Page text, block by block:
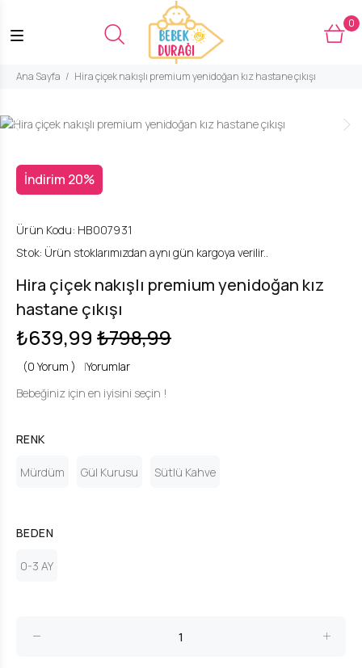
0
Ana Sayfa Hira çiçek nakışlı premium yenidoğan kız hastane çıkışı
İndirim 20%
Ürün Kodu: HB007931
Stok: Ürün stoklarımızdan aynı gün kargoya verilir..
Hira çiçek nakışlı premium yenidoğan kız
hastane çıkışı
₺639,99 ₺798,99
(0 Yorum ) |Yorumlar
Bebeğiniz için en iyisini seçin !
RENK
Mürdüm Gül Kurusu Sütlü Kahve
BEDEN
0-3 AY